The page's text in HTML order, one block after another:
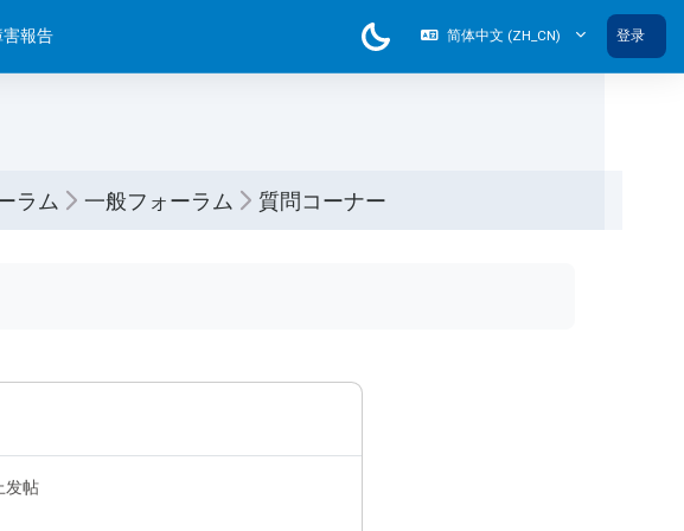
害報告 简体中文 ‎(ZH_CN)‎ 登录
ラム 一般フォーラム 質問コーナー
发帖